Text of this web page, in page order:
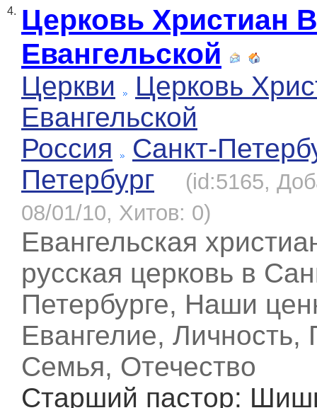
4. Церковь Христиан
Евангельской
Церкви
Церковь
Евангельской
Россия
Санкт-
Петербург
(id:5165,
08/01/10, Хитов: 0)
Евангельская
русская церковь в
Петербурге, Наши
Евангелие,
Семья, Отечество
Старший пастор: